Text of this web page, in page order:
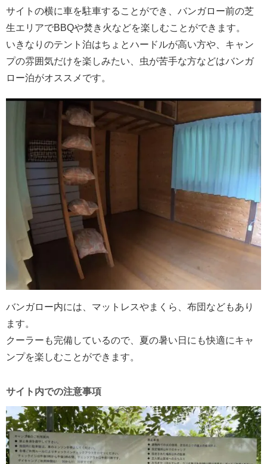
サイトの横に車を駐車することができ、バンガロー前の芝
生エリアでBBQや焚き火などを楽しむことができます。
いきなりのテント泊はちょとハードルが高い方や、キャン
プの雰囲気だけを楽しみたい、虫が苦手な方などはバンガ
ロー泊がオススメです。
バンガロー内には、マットレスやまくら、布団などもあり
ます。
クーラーも完備しているので、夏の暑い日にも快適にキャ
ンプを楽しむことができます。
サイト内での注意事項